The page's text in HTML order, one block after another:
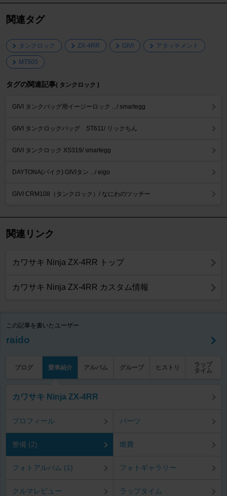
関連タグ
タンクロック ZX-4RR GIVI アタッチメント
MT505
タグの関連記事( タンクロック )
GIVI タンクバッグ用イージーロック .../ smartegg
GIVI タンクロックバッグ ST611/ リックちん
GIVI タンクロック XS319/ smartegg
DAYTONA(バイク) GIVIタン .../ eigo
GIVI CRM108（タンクロック）/ なにわのツッチー
関連リンク
カワサキ Ninja ZX-4RR トップ
カワサキ Ninja ZX-4RR カスタム情報
この記事を書いたユーザー
raido
ブログ 愛車紹介 アルバム グループ ヒストリ
ラップ
タイム
カワサキ Ninja ZX-4RR
プロフィール パーツ
整備 (2) 燃費
フォトアルバム (1) フォトギャラリー
クルマレビュー ラップタイム